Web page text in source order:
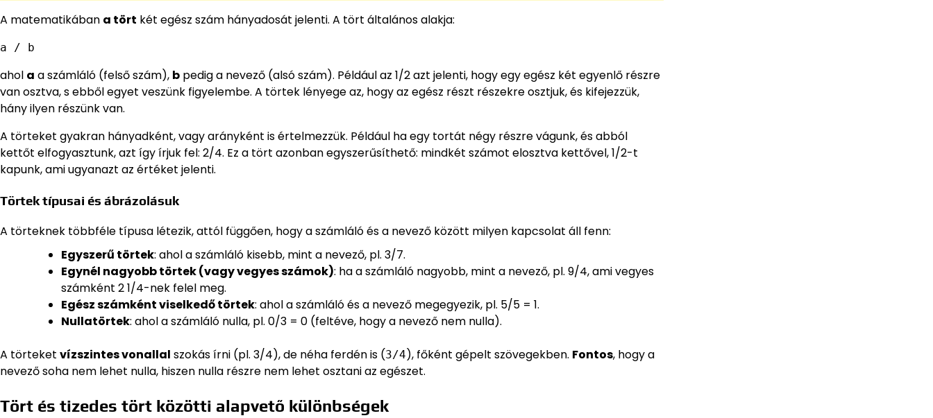
A matematikában a tört két egész szám hányadosát jelenti. A tört általános alakja:
a / b
ahol a a számláló (felső szám), b pedig a nevező (alsó szám). Például az 1/2 azt jelenti, hogy egy egész két egyenlő részre
van osztva, s ebből egyet veszünk figyelembe. A törtek lényege az, hogy az egész részt részekre osztjuk, és kifejezzük,
hány ilyen részünk van.
A törteket gyakran hányadként, vagy arányként is értelmezzük. Például ha egy tortát négy részre vágunk, és abból
kettőt elfogyasztunk, azt így írjuk fel: 2/4. Ez a tört azonban egyszerűsíthető: mindkét számot elosztva kettővel, 1/2-t
kapunk, ami ugyanazt az értéket jelenti.
Törtek típusai és ábrázolásuk
A törteknek többféle típusa létezik, attól függően, hogy a számláló és a nevező között milyen kapcsolat áll fenn:
Egyszerű törtek: ahol a számláló kisebb, mint a nevező, pl. 3/7.
Egynél nagyobb törtek (vagy vegyes számok): ha a számláló nagyobb, mint a nevező, pl. 9/4, ami vegyes
számként 2 1/4-nek felel meg.
Egész számként viselkedő törtek: ahol a számláló és a nevező megegyezik, pl. 5/5 = 1.
Nullatörtek: ahol a számláló nulla, pl. 0/3 = 0 (feltéve, hogy a nevező nem nulla).
A törteket vízszintes vonallal szokás írni (pl. 3/4), de néha ferdén is (3/4), főként gépelt szövegekben. Fontos, hogy a
nevező soha nem lehet nulla, hiszen nulla részre nem lehet osztani az egészet.
Tört és tizedes tört közötti alapvető különbségek